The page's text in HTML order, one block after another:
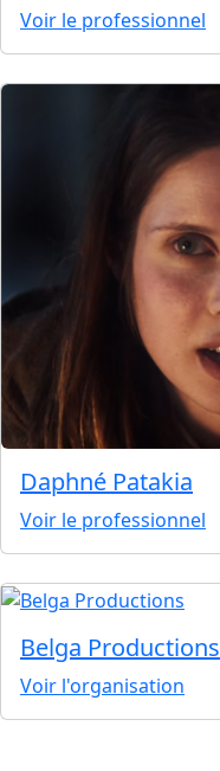
Voir le professionnel
Daphné Patakia
Voir le professionnel
Belga Productions
Voir l'organisation